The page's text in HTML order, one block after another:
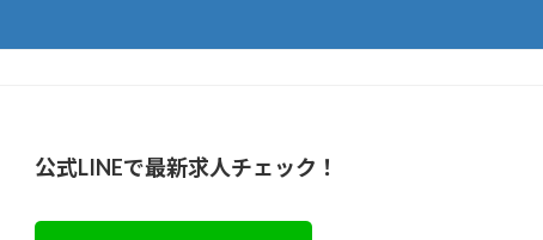
公式LINEで最新求人チェック！